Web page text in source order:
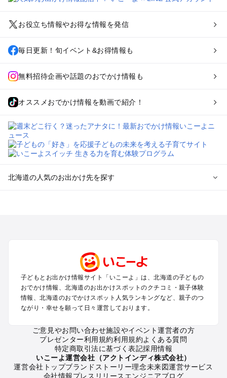
お役立ち情報やお得な情報を発信
毎日更新！旬イベント&お得情報も
無料招待企画や話題のおでかけ情報も
オススメおでかけ情報を動画で紹介！
北海道の人気のお出かけ先を探す
函館・湯の川温泉・大沼・松前のプールお出かけ
帯広・十勝・サホロ・狩勝高原のプールお出かけ
千歳・石狩・空知・美唄のプールお出かけ
小樽・積丹・キロロのプールお出かけ
富良野・美瑛・トマム・占冠のプールお出かけ
知床・ウトロ・羅臼・網走・北見のプールお出かけ
釧路・阿寒・屈斜路・川湯・根室のプールお出かけ
えりも・日高・新冠のプールお出かけ
稚内・宗谷岬・留萌のプールお出かけ
子どもとお出かけ情報サイト「いこーよ」は、北海道の子どもの
おでかけ情報、北海道のお出かけスポットのクチコミ・親子体験
情報、北海道のおでかけスポット人気ランキングなど、親子のつ
ながり・幸せを願って日々運営しております。
ご意見やお問い合わせ施設やイベント運営者の方
プレゼンター利用規約利用規約よくある質問
特定商取引法に基づく表記採用情報
いこーよ運営会社（アクトインディ株式会社）
運営会社トップブランドストーリー理念未来図運営サービス
会社情報プレスリリース エンジニアブログ